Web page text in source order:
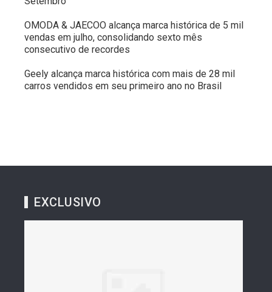
OMODA & JAECOO alcança marca histórica de 5 mil
vendas em julho, consolidando sexto mês
consecutivo de recordes
Geely alcança marca histórica com mais de 28 mil
carros vendidos em seu primeiro ano no Brasil
EXCLUSIVO